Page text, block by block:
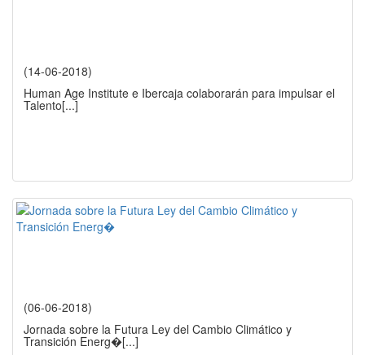
(14-06-2018)
Human Age Institute e Ibercaja colaborarán para impulsar el
Talento[...]
(06-06-2018)
Jornada sobre la Futura Ley del Cambio Climático y
Transición Energ�[...]